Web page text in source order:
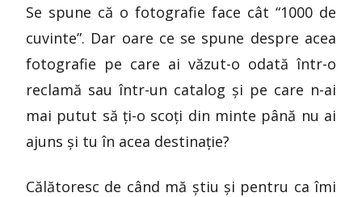
Se spune că o fotografie face cât “1000 de
cuvinte”. Dar oare ce se spune despre acea
fotografie pe care ai văzut-o odată într-o
reclamă sau într-un catalog și pe care n-ai
mai putut să ți-o scoți din minte până nu ai
ajuns și tu în acea destinație?
Călătoresc de când mă știu și pentru ca îmi